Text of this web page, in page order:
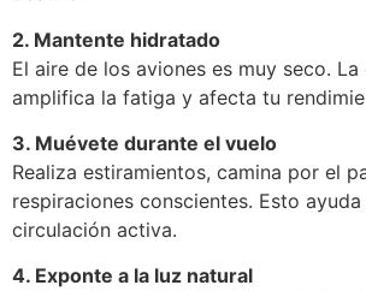
2. Mantente hidratado
El aire de los aviones es muy seco.
amplifica la fatiga y afecta tu
3. Muévete durante el vuelo
Realiza estiramientos, camina por el
respiraciones conscientes. Esto
circulación activa.
4. Exponte a la luz natural